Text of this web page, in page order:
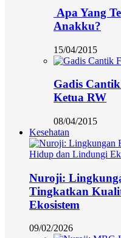
Apa Yang
Anakku?
15/04/2015
Gadis
Ketua RW
08/04/2015
Kesehatan
Nuroji:
Tingkatkan
Ekosistem
09/02/2026